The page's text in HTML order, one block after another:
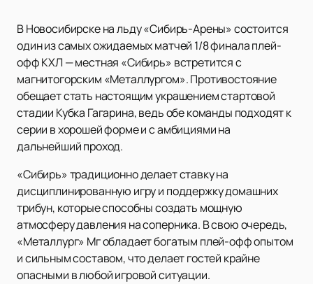
В Новосибирске на льду «Сибирь-Арены» состоится
один из самых ожидаемых матчей 1/8 финала плей-
офф КХЛ — местная «Сибирь» встретится с
магнитогорским «Металлургом». Противостояние
обещает стать настоящим украшением стартовой
стадии Кубка Гагарина, ведь обе команды подходят к
серии в хорошей форме и с амбициями на
дальнейший проход.
«Сибирь» традиционно делает ставку на
дисциплинированную игру и поддержку домашних
трибун, которые способны создать мощную
атмосферу давления на соперника. В свою очередь,
«Металлург» Мг обладает богатым плей-офф опытом
и сильным составом, что делает гостей крайне
опасными в любой игровой ситуации.